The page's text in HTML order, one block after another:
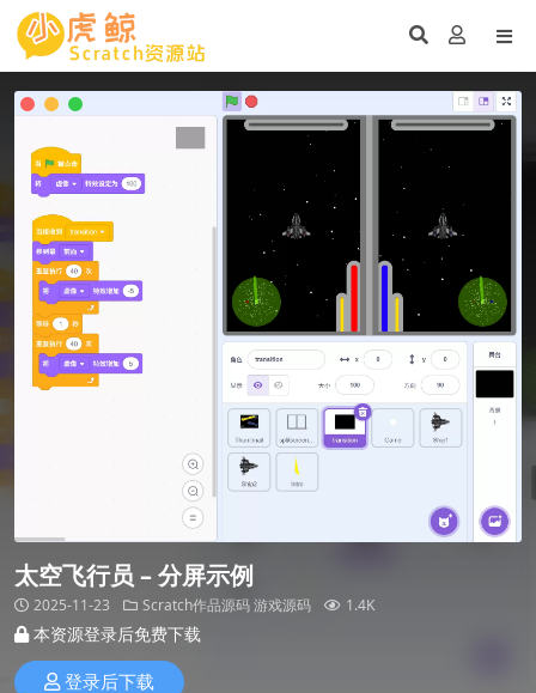
太空飞行员 – 分屏示例
2025-11-23 Scratch作品源码游戏源码 1.4K
本资源登录后免费下载
登录后下载